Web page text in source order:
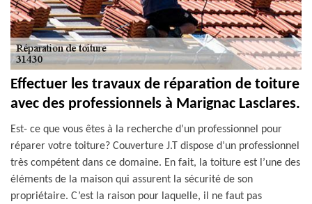
Effectuer les travaux de réparation de toiture
avec des professionnels à Marignac Lasclares.
Est- ce que vous êtes à la recherche d’un professionnel pour
réparer votre toiture? Couverture J.T dispose d’un professionnel
très compétent dans ce domaine. En fait, la toiture est l’une des
éléments de la maison qui assurent la sécurité de son
propriétaire. C’est la raison pour laquelle, il ne faut pas